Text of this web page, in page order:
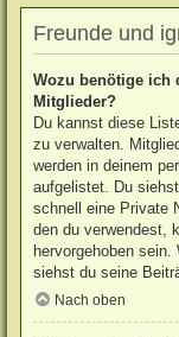
Freunde und
Wozu benötige ich
Mitglieder?
Du kannst diese
zu verwalten.
werden in deinem
aufgelistet. Du
schnell eine Private
den du verwendest,
hervorgehoben
siehst du seine
Nach oben